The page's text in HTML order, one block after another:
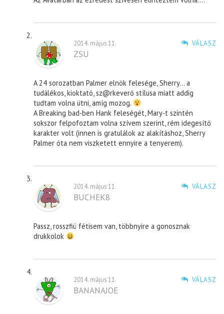
VÁLASZ
2014. május 11.
ZSU
A 24 sorozatban Palmer elnök felesége, Sherry… a
tudálékos, kioktató, sz@rkeverő stílusa miatt addig
tudtam volna ütni, amíg mozog.
A Breaking bad-ben Hank feleségét, Mary-t szintén
sokszor felpofoztam volna szívem szerint, rém idegesítő
karakter volt (innen is gratulálok az alakításhoz, Sherry
Palmer óta nem viszketett ennyire a tenyerem).
VÁLASZ
2014. május 11.
BUCHEK8
Passz, rosszfiú fétisem van, többnyire a gonosznak
drukkolok
VÁLASZ
2014. május 11.
BANANAJOE